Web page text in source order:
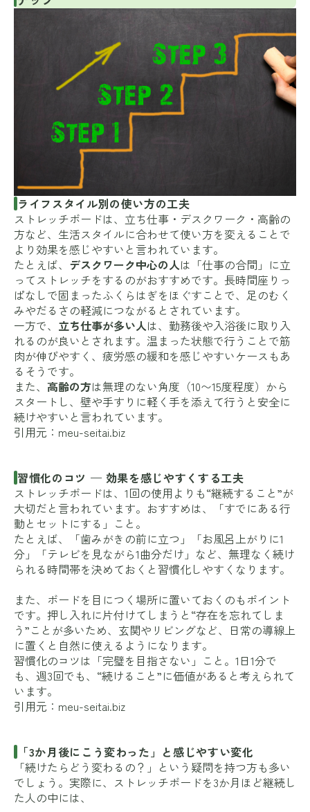
ライフスタイル別の使い方の工夫
ストレッチボードは、立ち仕事・デスクワーク・高齢の
方など、生活スタイルに合わせて使い方を変えることで
より効果を感じやすいと言われています。
たとえば、 デスクワーク中心の人は「仕事の合間」に立
ってストレッチをするのがおすすめです。長時間座りっ
ぱなしで固まったふくらはぎをほぐすことで、足のむく
みやだるさの軽減につながるとされています。
一方で、 立ち仕事が多い人は、勤務後や入浴後に取り入
れるのが良いとされます。温まった状態で行うことで筋
肉が伸びやすく、疲労感の緩和を感じやすいケースもあ
るそうです。
また、 高齢の方は無理のない角度（10〜15度程度）から
スタートし、壁や手すりに軽く手を添えて行うと安全に
続けやすいと言われています。
引用元： meu-seitai.biz
習慣化のコツ — 効果を感じやすくする工夫
ストレッチボードは、1回の使用よりも“継続すること”が
大切だと言われています。おすすめは、「すでにある行
動とセットにする」こと。
たとえば、「歯みがきの前に立つ」「お風呂上がりに1
分」「テレビを見ながら1曲分だけ」など、無理なく続け
られる時間帯を決めておくと習慣化しやすくなります。
また、ボードを目につく場所に置いておくのもポイント
です。押し入れに片付けてしまうと“存在を忘れてしま
う”ことが多いため、玄関やリビングなど、日常の導線上
に置くと自然に使えるようになります。
習慣化のコツは「完璧を目指さない」こと。1日1分で
も、週3回でも、“続けること”に価値があると考えられて
います。
引用元： meu-seitai.biz
「3か月後にこう変わった」と感じやすい変化
「続けたらどう変わるの？」という疑問を持つ方も多い
でしょう。実際に、ストレッチボードを3か月ほど継続し
た人の中には、